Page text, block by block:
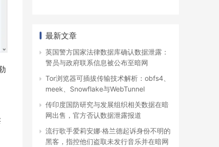
最新文章
英国警方国家法律数据库确认数据泄露：
警员与政府联系信息被公布至暗网
Tor浏览器可插拔传输技术解析：obfs4、
meek、Snowflake与WebTunnel
传印度国防研究与发展组织相关数据在暗
网出售，官方否认数据泄露报道
流行歌手爱莉安娜·格兰德起诉身份不明的
黑客，指控他们盗取未发行音乐并在暗网